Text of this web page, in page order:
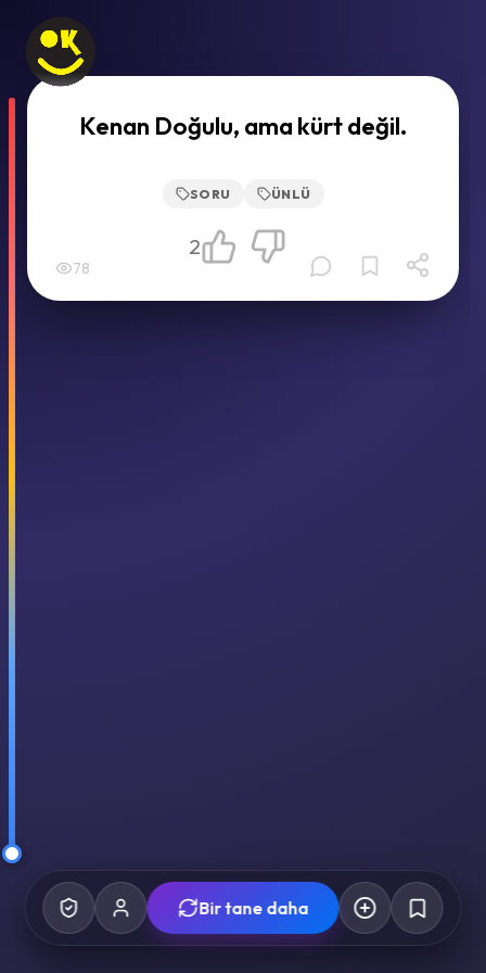
Kenan Doğulu, ama kürt değil.
SORU ÜNLÜ
78
2
Bir tane daha